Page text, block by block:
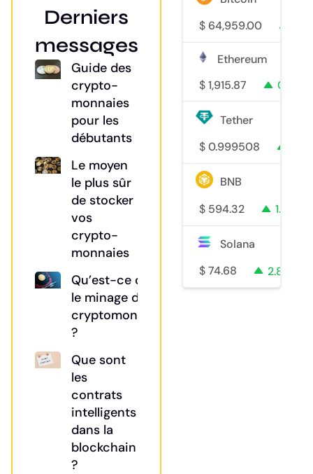
Derniers
messages
Guide des
crypto-
monnaies
pour les
débutants
Le moyen
le plus sûr
de stocker
vos
crypto-
monnaies
Qu’est-ce que
le minage de
cryptomonnaies
?
Que sont
les
contrats
intelligents
dans la
blockchain
?
$ 64,959.00
Ethereum
$ 1,915.87 0.6%
Tether
$ 0.999508
BNB
$ 594.32 1.5%
Solana
$ 74.68 2.8%